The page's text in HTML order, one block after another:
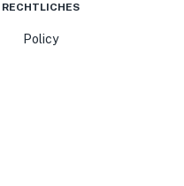
RECHTLICHES
Policy